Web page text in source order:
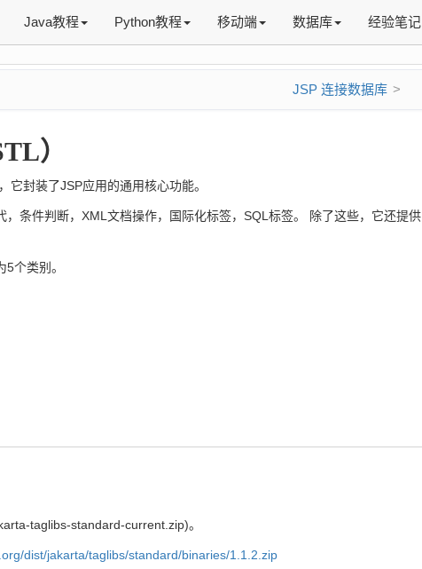
Java教程 Python教程 移动端 数据库 经验笔记
JSP 连接数据库
）
封装了JSP应用的通用核心功能。
条件判断，XML文档操作，国际化标签，SQL标签。 除了这些，它还提供
个类别。
taglibs-standard-current.zip)。
dist/jakarta/taglibs/standard/binaries/1.1.2.zip